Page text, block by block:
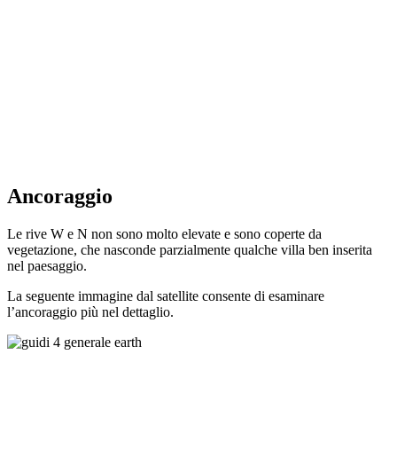
Ancoraggio
Le rive W e N non sono molto elevate e sono coperte da
vegetazione, che nasconde parzialmente qualche villa ben inserita
nel paesaggio.
La seguente immagine dal satellite consente di esaminare
l’ancoraggio più nel dettaglio.